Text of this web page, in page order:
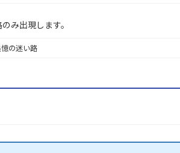
み出現します。
の迷い路